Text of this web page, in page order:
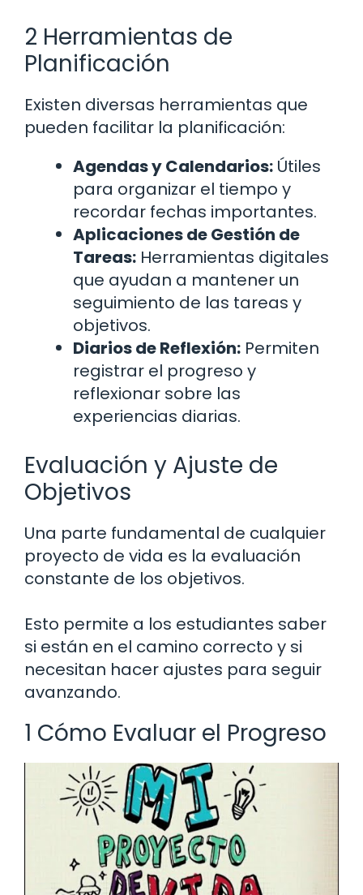
2 Herramientas de
Planificación
Existen diversas herramientas que
pueden facilitar la planificación:
Agendas y Calendarios: Útiles
para organizar el tiempo y
recordar fechas importantes.
Aplicaciones de Gestión de
Tareas: Herramientas digitales
que ayudan a mantener un
seguimiento de las tareas y
objetivos.
Diarios de Reflexión: Permiten
registrar el progreso y
reflexionar sobre las
experiencias diarias.
Evaluación y Ajuste de
Objetivos
Una parte fundamental de cualquier
proyecto de vida es la evaluación
constante de los objetivos.
Esto permite a los estudiantes saber
si están en el camino correcto y si
necesitan hacer ajustes para seguir
avanzando.
1 Cómo Evaluar el Progreso